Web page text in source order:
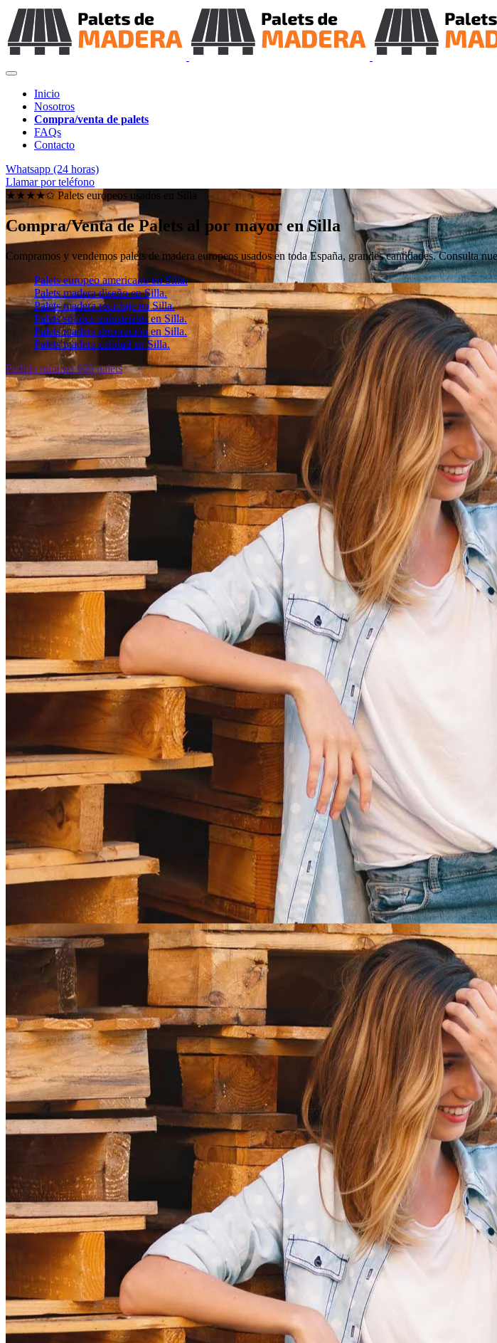
Inicio
Nosotros
Compra/venta de palets
FAQs
Contacto
Whatsapp (24 horas)
Llamar por teléfono
★★★★✩ Palets europeos usados en
Compra/Venta de Palets al por mayor en Silla
Compramos y vendemos palets de madera europeos usados en toda España, grandes cantidades. Consulta
Palets europeo americano en Silla.
Palets madera diseño en Silla.
Palets madera reciclaje en Silla.
Palets sólidos industriales en Silla.
Palets madera decoración en Silla.
Palets madera calidad en Silla.
Pedido mínimo 600 palets